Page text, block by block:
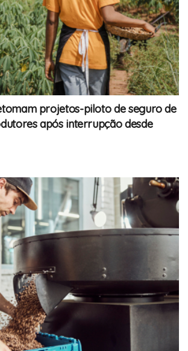
projetos-piloto de seguro de
após interrupção desde